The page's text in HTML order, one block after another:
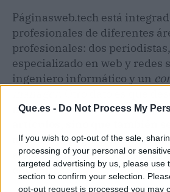
Que.es - Do Not Process My
If you wish to opt-out of the sale,
processing of your personal or
targeted advertising by us, please use
section to confirm your selection.
opt-out request is processed you may
Páginasweb.tech está
profesionales de diferentes
profesionales: dos
especializado en web y redes
ingeniero informático y un
no solo se presta servicio de
optimizan páginas web, se
alojan en los servidores más
eficientes.